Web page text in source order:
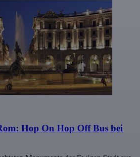
Hop On Hop Off Bus bei